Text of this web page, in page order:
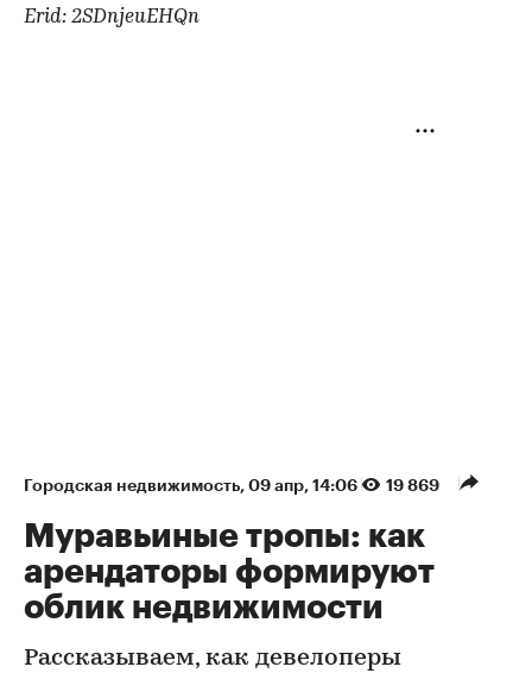
Erid: 2SDnjeuEHQn
Городская недвижимость 09 апр, 14:06 19 869
Муравьиные тропы: как
арендаторы формируют
облик недвижимости
Рассказываем, как девелоперы